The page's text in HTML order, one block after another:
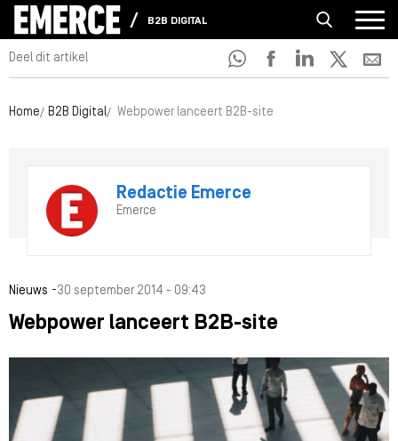
B2B DIGITAL
Deel dit artikel
Home B2B Digital Webpower lanceert B2B-site
Redactie Emerce
Emerce
Nieuws -30 september 2014 - 09:43
Webpower lanceert B2B-site